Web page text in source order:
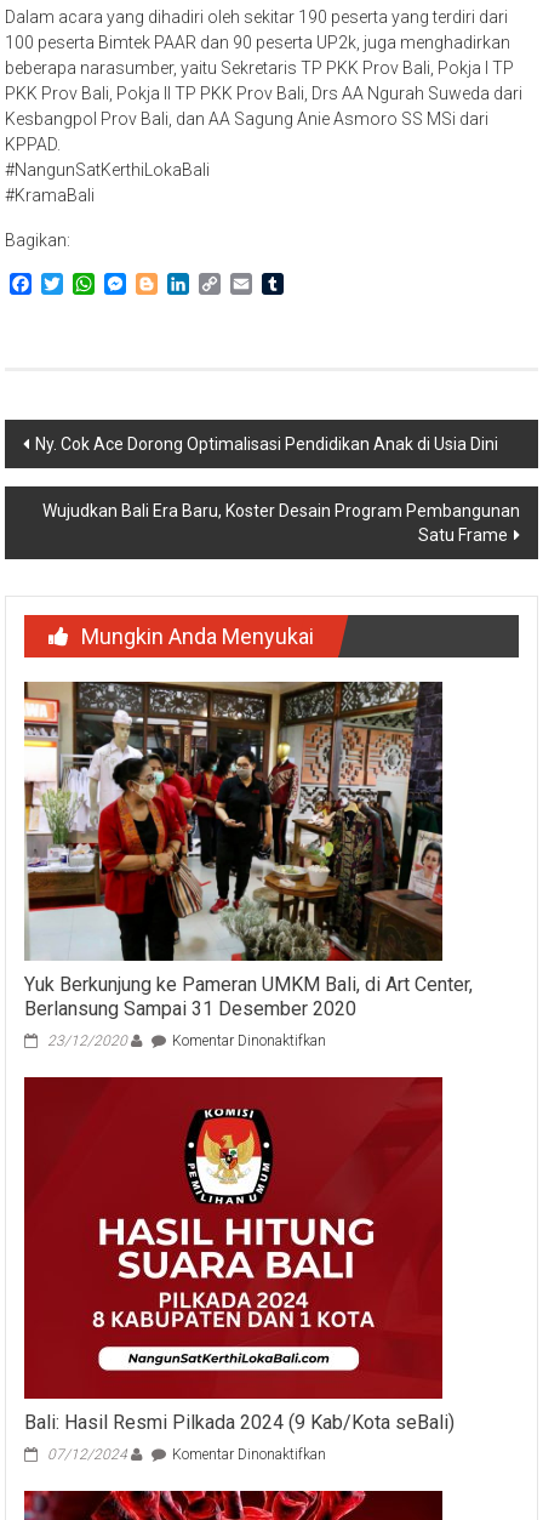
Dalam acara yang dihadiri oleh sekitar 190 peserta yang terdiri dari
100 peserta Bimtek PAAR dan 90 peserta UP2k, juga menghadirkan
beberapa narasumber, yaitu Sekretaris TP PKK Prov Bali, Pokja I TP
PKK Prov Bali, Pokja II TP PKK Prov Bali, Drs AA Ngurah Suweda dari
Kesbangpol Prov Bali, dan AA Sagung Anie Asmoro SS MSi dari
KPPAD.
#NangunSatKerthiLokaBali
#KramaBali
Bagikan:
Facebook
TwitterWhatsApp
Messenger
BloggerLinkedIn
Copy Email
Navigasi
pos
Ny. Cok Ace Dorong Optimalisasi Pendidikan Anak di Usia Dini
Wujudkan Bali Era Baru, Koster Desain Program Pembangunan
Satu Frame
Mungkin Anda Menyukai
Yuk Berkunjung ke Pameran UMKM Bali, di Art Center,
Berlansung Sampai 31 Desember 2020
23/12/2020 Komentar Dinonaktifkan
Pameran
Art
Center,
Sampai
Desember
2020
Bali: Hasil Resmi Pilkada 2024 (9 Kab/Kota seBali)
07/12/2024 Komentar Dinonaktifkan
Hasil